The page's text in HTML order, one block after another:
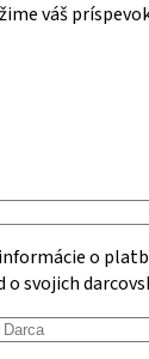
váš
o
svojich